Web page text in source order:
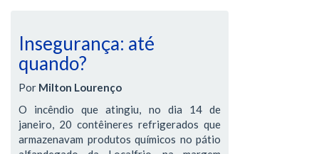
Insegurança: até
quando?
Por Milton Lourenço
O incêndio que atingiu, no dia 14 de
janeiro, 20 contêineres refrigerados que
armazenavam produtos químicos no pátio